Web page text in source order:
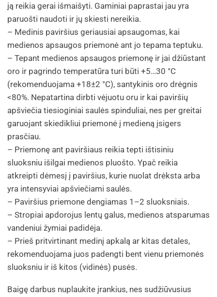
ją reikia gerai išmaišyti. Gaminiai paprastai jau yra
paruošti naudoti ir jų skiesti nereikia.
– Medinis paviršius geriausiai apsaugomas, kai
medienos apsaugos priemonė ant jo tepama teptuku.
– Tepant medienos apsaugos priemonę ir jai džiūstant
oro ir pagrindo temperatūra turi būti +5…30 °C
(rekomenduojama +18±2 °C), santykinis oro drėgnis
<80%. Nepatartina dirbti vėjuotu oru ir kai paviršių
apšviečia tiesioginiai saulės spinduliai, nes per greitai
garuojant skiedikliui priemonė į medieną įsigers
prasčiau.
– Priemonę ant paviršiaus reikia tepti ištisiniu
sluoksniu išilgai medienos pluošto. Ypač reikia
atkreipti dėmesį į paviršius, kurie nuolat drėksta arba
yra intensyviai apšviečiami saulės.
– Paviršius priemone dengiamas 1–2 sluoksniais.
– Stropiai apdorojus lentų galus, medienos atsparumas
vandeniui žymiai padidėja.
– Prieš pritvirtinant medinį apkalą ar kitas detales,
rekomenduojama juos padengti bent vienu priemonės
sluoksniu ir iš kitos (vidinės) pusės.
Baigę darbus nuplaukite įrankius, nes sudžiūvusius